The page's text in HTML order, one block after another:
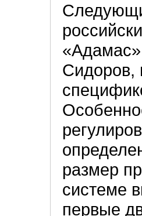
Сидоров,
размер
системе
первые